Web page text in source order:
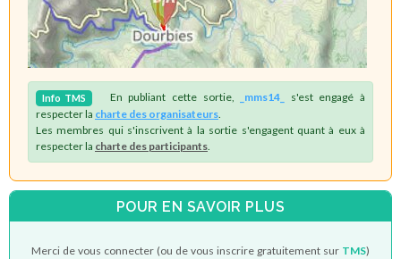
Info TMS En publiant cette sortie, _mms14_
s'est engagé à
respecter la charte des organisateurs
Les membres qui s'inscrivent à la sortie s'engagent quant à eux à
respecter la charte des participants
POUR EN SAVOIR PLUS
Merci de vous connecter (ou de vous inscrire gratuitement sur TMS)